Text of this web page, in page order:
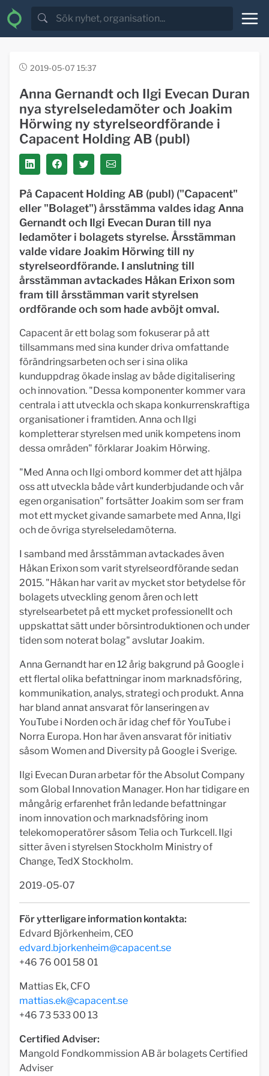
2019-05-07 15:37
Anna Gernandt och Ilgi Evecan Duran
nya styrelseledamöter och Joakim
Hörwing ny styrelseordförande i
Capacent Holding AB (publ)
På Capacent Holding AB (publ) ("Capacent"
eller "Bolaget") årsstämma valdes idag Anna
Gernandt och Ilgi Evecan Duran till nya
ledamöter i bolagets styrelse. Årsstämman
valde vidare Joakim Hörwing till ny
styrelseordförande. I anslutning till
årsstämman avtackades Håkan Erixon som
fram till årsstämman varit styrelsen
ordförande och som hade avböjt omval.
Capacent är ett bolag som fokuserar på att
tillsammans med sina kunder driva omfattande
förändringsarbeten och ser i sina olika
kunduppdrag ökade inslag av både digitalisering
och innovation. "Dessa komponenter kommer vara
centrala i att utveckla och skapa konkurrenskraftiga
organisationer i framtiden. Anna och Ilgi
kompletterar styrelsen med unik kompetens inom
dessa områden" förklarar Joakim Hörwing.
"Med Anna och Ilgi ombord kommer det att hjälpa
oss att utveckla både vårt kunderbjudande och vår
egen organisation" fortsätter Joakim som ser fram
mot ett mycket givande samarbete med Anna, Ilgi
och de övriga styrelseledamöterna.
I samband med årsstämman avtackades även
Håkan Erixon som varit styrelseordförande sedan
2015. "Håkan har varit av mycket stor betydelse för
bolagets utveckling genom åren och lett
styrelsearbetet på ett mycket professionellt och
uppskattat sätt under börsintroduktionen och under
tiden som noterat bolag" avslutar Joakim.
Anna Gernandt har en 12 årig bakgrund på Google i
ett flertal olika befattningar inom marknadsföring,
kommunikation, analys, strategi och produkt. Anna
har bland annat ansvarat för lanseringen av
YouTube i Norden och är idag chef för YouTube i
Norra Europa. Hon har även ansvarat för initiativ
såsom Women and Diversity på Google i Sverige.
Ilgi Evecan Duran arbetar för the Absolut Company
som Global Innovation Manager. Hon har tidigare en
mångårig erfarenhet från ledande befattningar
inom innovation och marknadsföring inom
telekomoperatörer såsom Telia och Turkcell. Ilgi
sitter även i styrelsen Stockholm Ministry of
Change, TedX Stockholm.
2019-05-07
För ytterligare information kontakta:
Edvard Björkenheim, CEO
edvard.bjorkenheim@capacent.se
+46 76 001 58 01
Mattias Ek, CFO
mattias.ek@capacent.se
+46 73 533 00 13
Certified Adviser:
Mangold Fondkommission AB är bolagets Certified
Adviser